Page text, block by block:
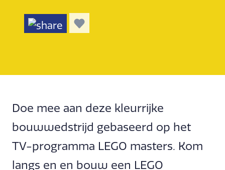
Doe mee aan deze kleurrijke
bouwwedstrijd gebaseerd op het
TV-programma LEGO masters. Kom
langs en en bouw een LEGO